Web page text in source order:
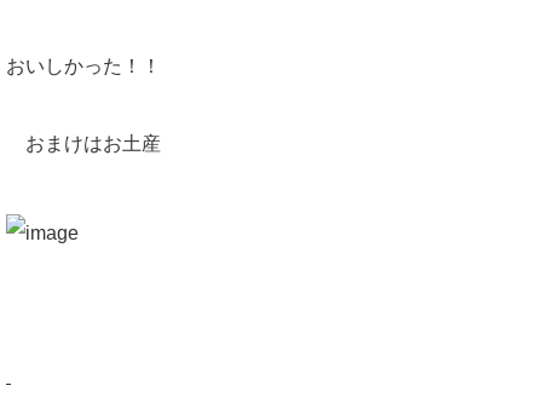
おいしかった！！
おまけはお土産